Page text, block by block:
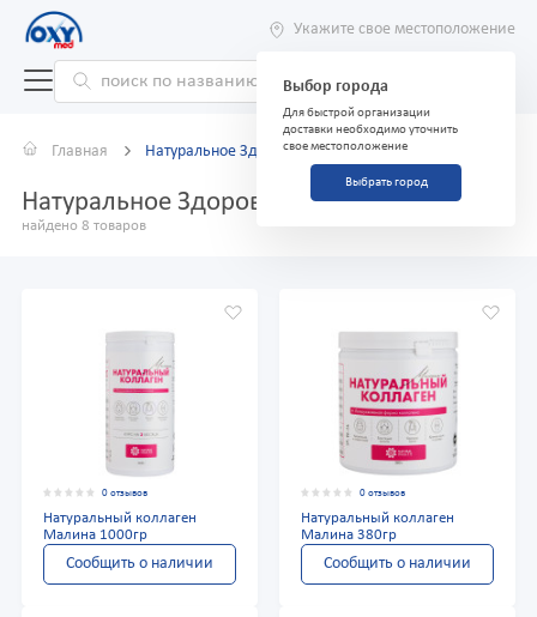
Укажите свое местоположение
Выбор города
Для быстрой организации
доставки необходимо уточнить
свое местоположение
Выбрать город
Главная Натуральное Здоровье
Натуральное Здоровье
найдено 8 товаров
0 отзывов
Натуральный коллаген
Малина 1000гр
Сообщить о наличии
0 отзывов
Натуральный коллаген
Малина 380гр
Сообщить о наличии